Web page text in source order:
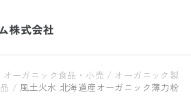
オーガニック食品・小売 / オーガニック製
品 / 風土火水 北海道産オーガニック薄力粉